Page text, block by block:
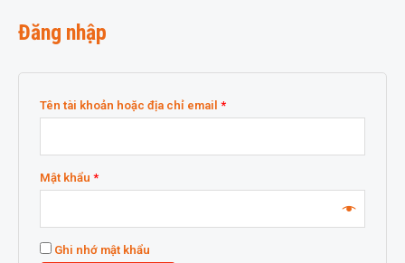
Đăng nhập
Tên tài khoản hoặc địa chỉ email *
Mật khẩu *
Ghi nhớ mật khẩu